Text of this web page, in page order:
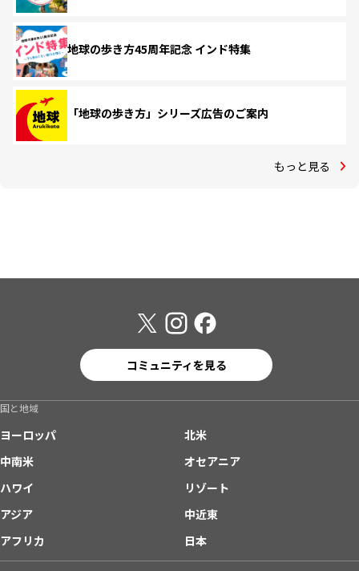
地球の歩き方45周年記念 インド特集
「地球の歩き方」シリーズ広告のご案内
もっと見る
コミュニティを見る
国と地域
ヨーロッパ
北米
中南米
オセアニア
ハワイ
リゾート
アジア
中近東
アフリカ
日本